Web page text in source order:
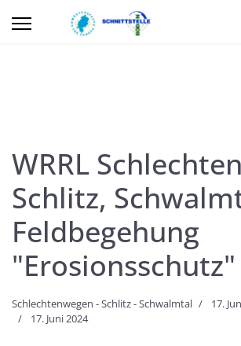
WRRL
Schlitz,
Feldbegehung
Schlechtenwegen - Schlitz - Schwalmtal
17.
17. Juni 2024